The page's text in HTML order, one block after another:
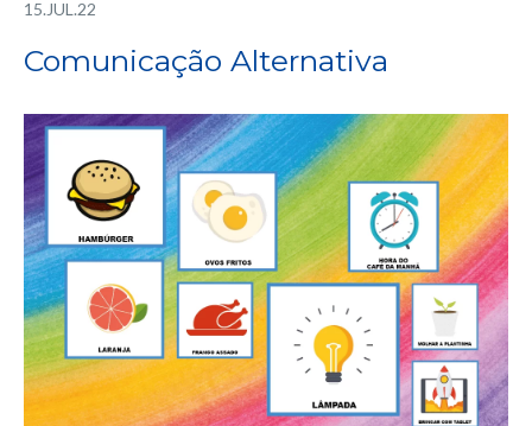
15.JUL.22
Comunicação Alternativa